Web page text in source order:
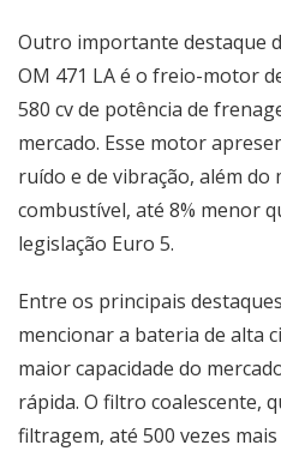
Outro importante destaque
OM 471 LA é o freio-motor
580 cv de potência de
mercado. Esse motor
ruído e de vibração, além do
combustível, até 8% menor
legislação Euro 5.
Entre os principais
mencionar a bateria de alta
maior capacidade do
rápida. O filtro coalescente,
filtragem, até 500 vezes